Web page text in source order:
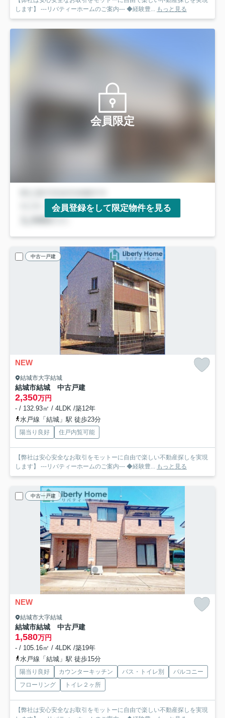
します】 ---リバティーホームのご案内--- ◆経験豊... もっと見る
会員限定
会員登録をして限定物件を見る
中古一戸建
NEW
結城市大字結城
結城市結城 中古戸建
2,350万円
- / 132.93㎡ / 4LDK /築12年
水戸線「結城」駅 徒歩23分
陽当り良好 住戸内覧可能
【弊社は安心安全なお取引をモットーに自由で楽しい不動産探しを実現
します】 ---リバティーホームのご案内--- ◆経験豊... もっと見る
中古一戸建
NEW
結城市大字結城
結城市結城 中古戸建
1,580万円
- / 105.16㎡ / 4LDK /築19年
水戸線「結城」駅 徒歩15分
陽当り良好 カウンターキッチン バス・トイレ別
バルコニー
フローリング
トイレ２ヶ所
【弊社は安心安全なお取引をモットーに自由で楽しい不動産探しを実現